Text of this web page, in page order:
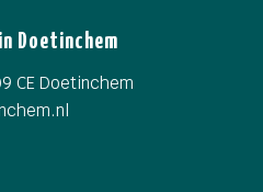
Doetinchem
CE Doetinchem